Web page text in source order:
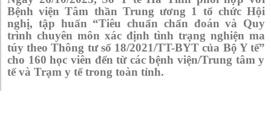
Bệnh viện Tâm thần Trung ương 1 tổ chức Hội
nghị, tập huấn “Tiêu chuẩn chẩn đoán và Quy
trình chuyên môn xác định tình trạng nghiện ma
túy theo Thông tư số 18/2021/TT-BYT của Bộ Y tế”
cho 160 học viên đến từ các bệnh viện/Trung tâm y
tế và Trạm y tế trong toàn tỉnh.